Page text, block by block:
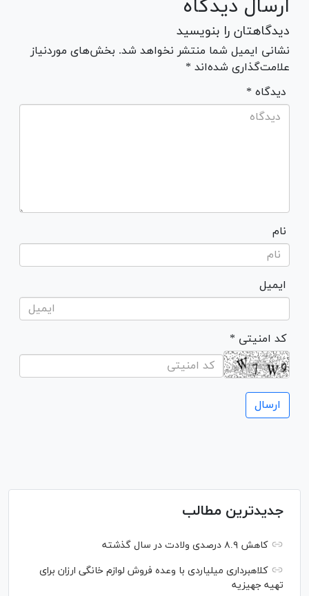
ارسال دیدگاه
دیدگاهتان را بنویسید
نشانی ایمیل شما منتشر نخواهد شد. بخش‌های موردنیاز
علامت‌گذاری شده‌اند *
* دیدگاه
نام
ایمیل
* کد امنیتی
جدیدترین مطالب
کاهش ۸.۹ درصدی ولادت در سال گذشته
کلاهبرداری میلیاردی با وعده فروش لوازم خانگی ارزان برای
تهیه جهیزیه